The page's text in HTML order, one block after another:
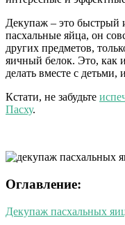
Декупаж – это быстрый
пасхальные яйца, он
других предметов,
яичный белок. Это, как
делать вместе с детьми,
Кстати, не забудьте
Пасху.
Оглавление:
Декупаж пасхальных